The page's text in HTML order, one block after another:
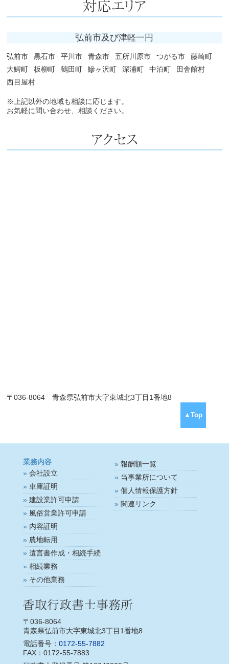
弘前市及び津軽一円
弘前市 黒石市 平川市 青森市 五所川原市 つがる市
藤崎町
大鰐町
板柳町 鶴田町 鰺ヶ沢町 深浦町 中泊町
田舎館村
西目屋村
※上記以外の地域も相談に応じます。
お気軽に問い合わせ、相談ください。
〒036-8064 青森県弘前市大字東城北3丁目1番地8
▲Top
業務内容
会社設立
車庫証明
建設業許可申請
風俗営業許可申請
内容証明
農地転用
遺言書作成・相続手続
相続業務
その他業務
報酬額一覧
当事業所について
個人情報保護方針
関連リンク
〒036-8064
青森県弘前市大字東城北3丁目1番地8
電話番号： 0172-55-7882
FAX：0172-55-7883